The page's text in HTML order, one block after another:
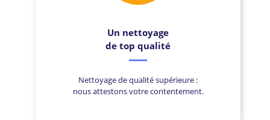
Un nettoyage
de top qualité
Nettoyage de qualité supérieure :
nous attestons votre contentement.